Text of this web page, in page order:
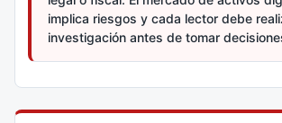
implica riesgos y cada lector debe
investigación antes de tomar